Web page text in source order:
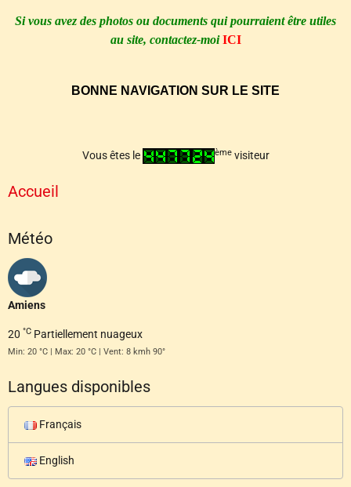
Sivous avez des photos ou documents qui pourraient être utiles
au site, contactez-moi ICI
BONNE NAVIGATION SUR LE SITE
Vous êtes le èmevisiteur
Accueil
Météo
Amiens
20 °C Partiellement nuageux
Min: 20 °C | Max: 20 °C | Vent: 8 kmh 90°
Langues disponibles
Français
English